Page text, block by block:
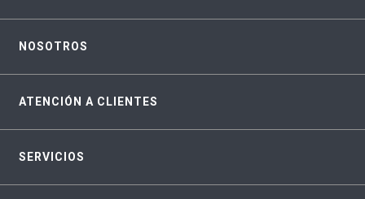
NOSOTROS
ATENCIÓN A CLIENTES
SERVICIOS